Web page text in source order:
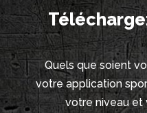
Quels que soient
votre application
votre niveau et